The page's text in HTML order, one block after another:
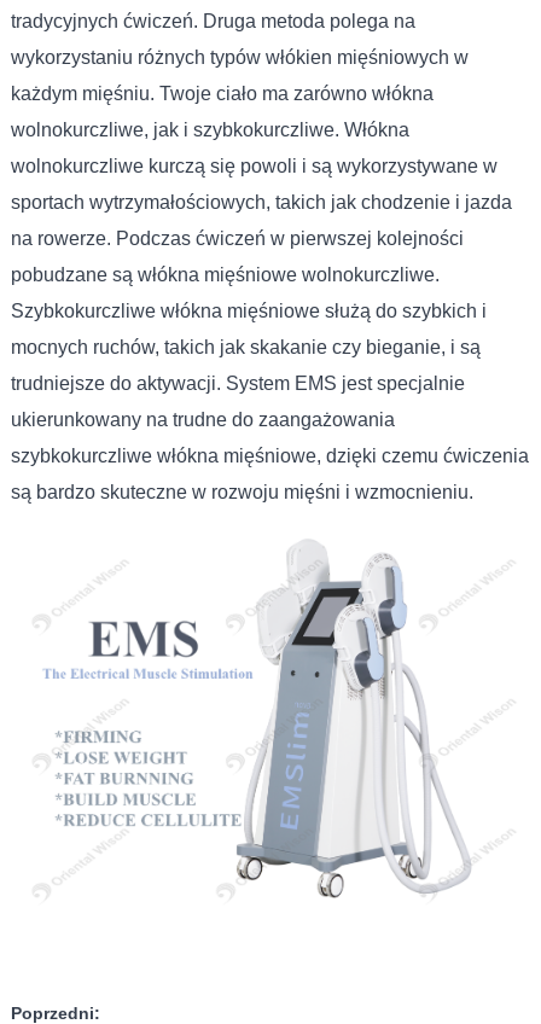
tradycyjnych ćwiczeń. Druga metoda polega na
wykorzystaniu różnych typów włókien mięśniowych w
każdym mięśniu. Twoje ciało ma zarówno włókna
wolnokurczliwe, jak i szybkokurczliwe. Włókna
wolnokurczliwe kurczą się powoli i są wykorzystywane w
sportach wytrzymałościowych, takich jak chodzenie i jazda
na rowerze. Podczas ćwiczeń w pierwszej kolejności
pobudzane są włókna mięśniowe wolnokurczliwe.
Szybkokurczliwe włókna mięśniowe służą do szybkich i
mocnych ruchów, takich jak skakanie czy bieganie, i są
trudniejsze do aktywacji. System EMS jest specjalnie
ukierunkowany na trudne do zaangażowania
szybkokurczliwe włókna mięśniowe, dzięki czemu ćwiczenia
są bardzo skuteczne w rozwoju mięśni i wzmocnieniu.
Poprzedni: